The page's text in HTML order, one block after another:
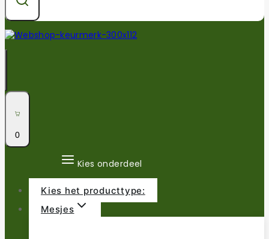
0
Kies onderdeel
Kies het producttype:
Mesjes